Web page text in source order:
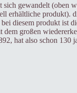
sich gewandelt (oben
erhältliche produkt).
diesem produkt ist
dem großen
hat also schon 130